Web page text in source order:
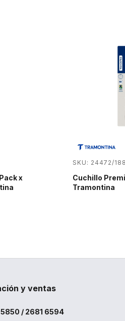
x
SKU: 24472/188
Cuchillo
Tramontina
y ventas
5850 / 2681 6594